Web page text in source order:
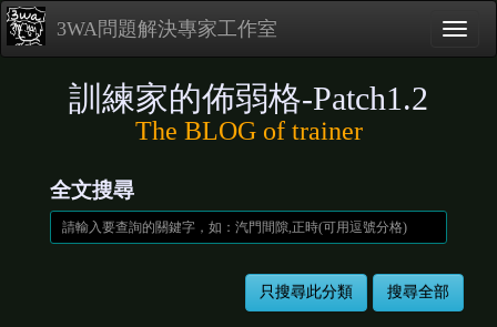
3WA問題解決專家工作室
訓練家的佈弱格-Patch1.2
The BLOG of trainer
全文搜尋